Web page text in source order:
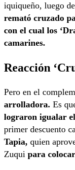
iquiqueño, luego
remató cruzado
con el cual los
camarines.
Reacción
Pero en el
arrolladora. Es
lograron igualar
primer descuento
Tapia, quien
Zuqui para